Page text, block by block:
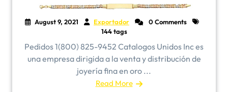
August 9, 2021 Exportador
0 Comments
144 tags
Pedidos 1(800) 825-9452 Catalogos Unidos Inc es
una empresa dirigida a la venta y distribución de
joyería fina en oro ...
Read More